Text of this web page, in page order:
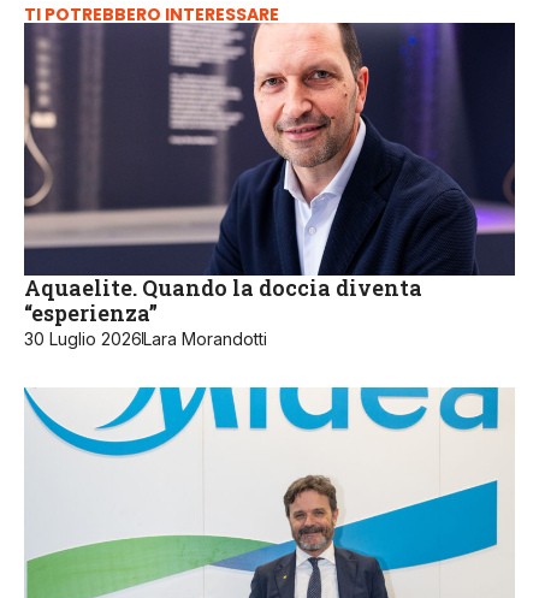
TI POTREBBERO INTERESSARE
Aquaelite. Quando la doccia diventa
“esperienza”
30 Luglio 2026Lara Morandotti